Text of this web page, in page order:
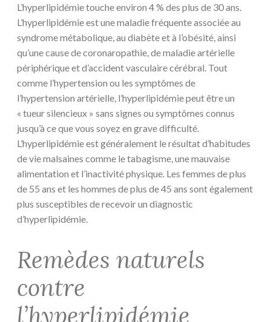
L’hyperlipidémie touche environ 4 % des plus de 30 ans.
L’hyperlipidémie est une maladie fréquente associée au
syndrome métabolique, au diabète et à l’obésité, ainsi
qu’une cause de coronaropathie, de maladie artérielle
périphérique et d’accident vasculaire cérébral. Tout
comme l’hypertension ou les symptômes de
l’hypertension artérielle, l’hyperlipidémie peut être un
« tueur silencieux » sans signes ou symptômes connus
jusqu’à ce que vous soyez en grave difficulté.
L’hyperlipidémie est généralement le résultat d’habitudes
de vie malsaines comme le tabagisme, une mauvaise
alimentation et l’inactivité physique. Les femmes de plus
de 55 ans et les hommes de plus de 45 ans sont également
plus susceptibles de recevoir un diagnostic
d’hyperlipidémie.
Remèdes naturels
contre
l’hyperlipidémie